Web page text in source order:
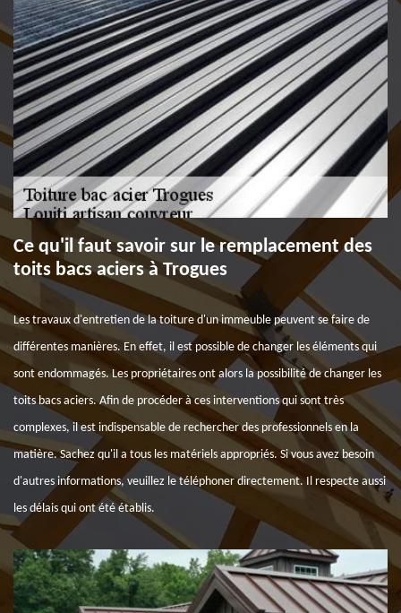
Ce qu'il faut savoir sur le remplacement des
toits bacs aciers à Trogues
Les travaux d'entretien de la toiture d'un immeuble peuvent se faire de
différentes manières. En effet, il est possible de changer les éléments qui
sont endommagés. Les propriétaires ont alors la possibilité de changer les
toits bacs aciers. Afin de procéder à ces interventions qui sont très
complexes, il est indispensable de rechercher des professionnels en la
matière. Sachez qu'il a tous les matériels appropriés. Si vous avez besoin
d'autres informations, veuillez le téléphoner directement. Il respecte aussi
les délais qui ont été établis.